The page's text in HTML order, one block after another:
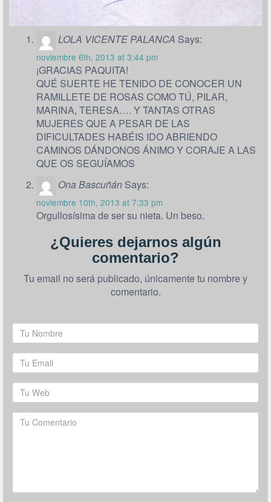
LOLA VICENTE PALANCA Says:
noviembre 6th, 2013 at 3:44 pm
¡GRACIAS PAQUITA!
QUÉ SUERTE HE TENIDO DE CONOCER UN
RAMILLETE DE ROSAS COMO TÚ, PILAR,
MARINA, TERESA…. Y TANTAS OTRAS
MUJERES QUE A PESAR DE LAS
DIFICULTADES HABÉIS IDO ABRIENDO
CAMINOS DÁNDONOS ÁNIMO Y CORAJE A LAS
QUE OS SEGUÍAMOS
Ona Bascuñán Says:
noviembre 10th, 2013 at 7:33 pm
Orgullosísima de ser su nieta. Un beso.
¿Quieres dejarnos algún
comentario?
Tu email no será publicado, únicamente tu nombre y
comentario.